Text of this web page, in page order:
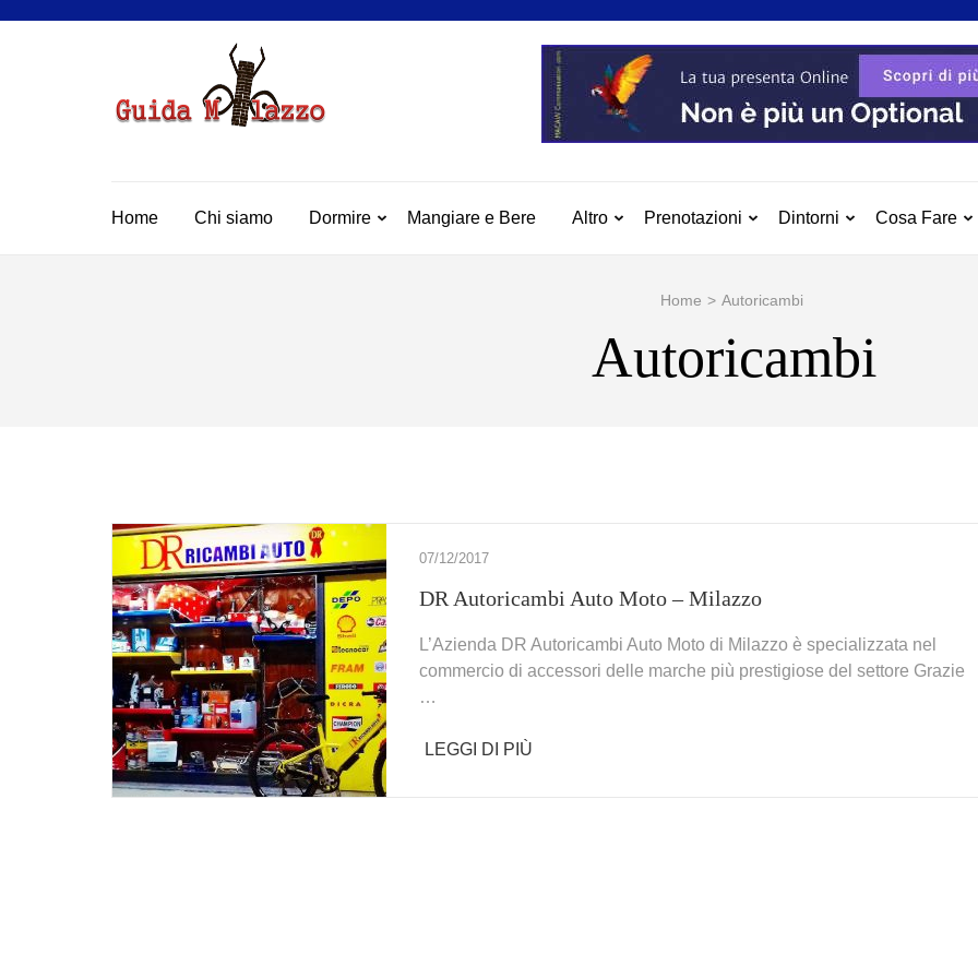
GUIDA MILAZZO
La Vera Guida per Milazzo e Dintorni
Home Chi siamo Dormire Mangiare e Bere Altro Prenotazioni Dintorni Cosa Fare
Home > Autoricambi
Autoricambi
07/12/2017
DR Autoricambi Auto Moto – Milazzo
L’Azienda DR Autoricambi Auto Moto di Milazzo è specializzata nel
commercio di accessori delle marche più prestigiose del settore Grazie
…
LEGGI DI PIÙ